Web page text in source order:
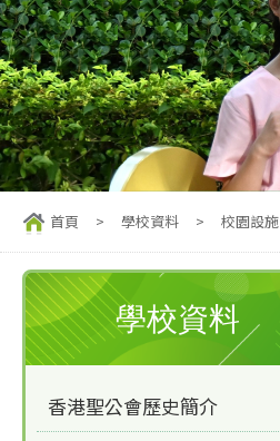
首頁 > 學校資料 > 校園設施
學校資料
香港聖公會歷史簡介